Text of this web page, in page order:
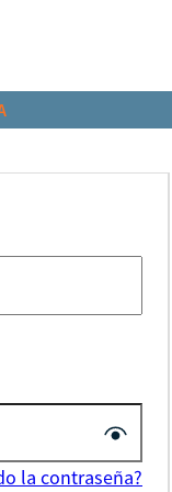
la contraseña?